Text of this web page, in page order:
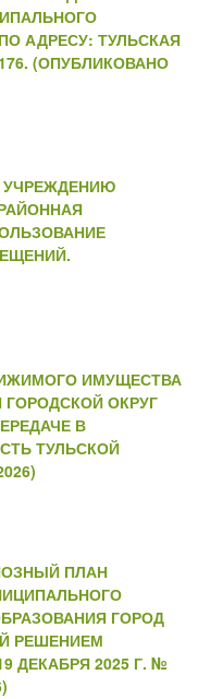
АДРЕСУ: ТУЛЬСКАЯ
(ОПУБЛИКОВАНО
УЧРЕЖДЕНИЮ
ИМУЩЕСТВА
ОКРУГ
В
ТУЛЬСКОЙ
ПЛАН
ГОРОД
РЕШЕНИЕМ
ДЕКАБРЯ 2025 Г. №